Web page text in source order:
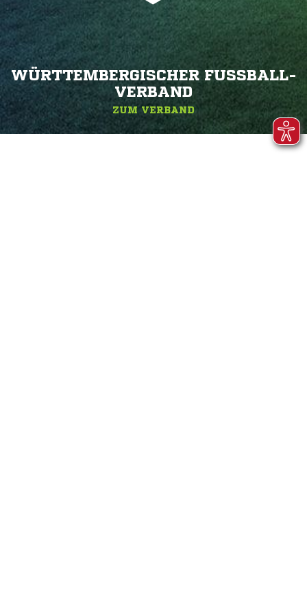
WÜRTTEMBERGISCHER FUSSBALL-V
ERBAND
ZUM VERBAND